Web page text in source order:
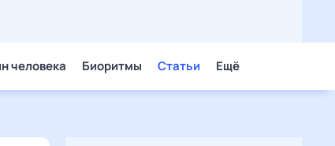
человека Биоритмы Статьи Ещё